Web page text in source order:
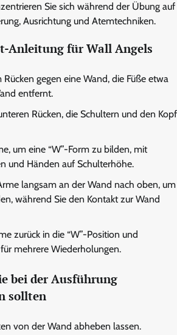
Sie sich während der Übung auf
Ausrichtung und Atemtechniken.
Anleitung für Wall Angels
gegen eine Wand, die Füße etwa
entfernt.
Rücken, die Schultern und den Kopf
um eine “W”-Form zu bilden, mit
und Händen auf Schulterhöhe.
langsam an der Wand nach oben, um
während Sie den Kontakt zur Wand
zurück in die “W”-Position und
mehrere Wiederholungen.
bei der Ausführung
sollten
von der Wand abheben lassen.